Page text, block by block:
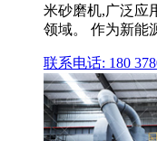
米砂磨机,广泛应
领域。 作为新能
联系电话: 180